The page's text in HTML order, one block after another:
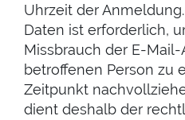
Uhrzeit der
Daten ist erforderlich,
Missbrauch der E-
betroffenen Person zu
Zeitpunkt
dient deshalb der